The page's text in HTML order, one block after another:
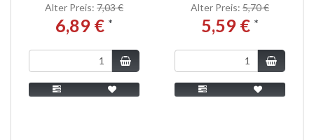
Alter Preis: 7,03 €
6,89 € *
Alter Preis: 5,70 €
5,59 € *